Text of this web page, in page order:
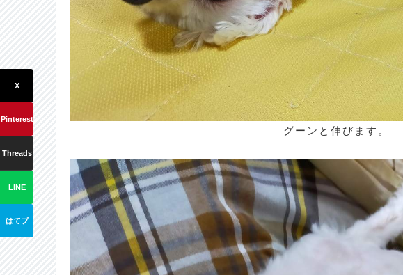
グーンと伸びます。
X
Pinterest
Threads
LINE
はてブ